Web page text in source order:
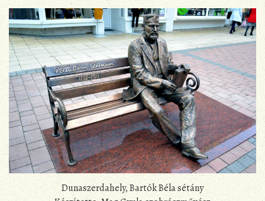
Dunaszerdahely, Bartók Béla sétány